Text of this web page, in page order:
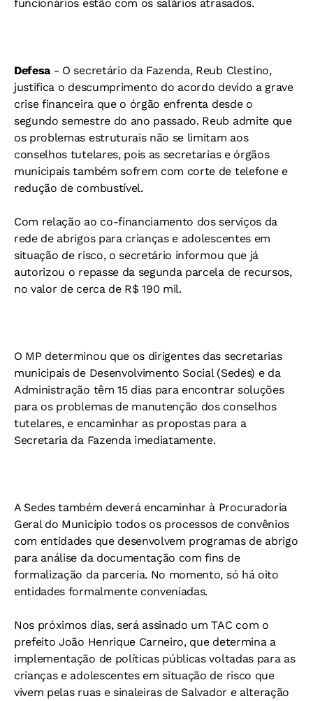
funcionários estão com os salários atrasados.
Defesa - O secretário da Fazenda, Reub Clestino,
justifica o descumprimento do acordo devido a grave
crise financeira que o órgão enfrenta desde o
segundo semestre do ano passado. Reub admite que
os problemas estruturais não se limitam aos
conselhos tutelares, pois as secretarias e órgãos
municipais também sofrem com corte de telefone e
redução de combustível.
Com relação ao co-financiamento dos serviços da
rede de abrigos para crianças e adolescentes em
situação de risco, o secretário informou que já
autorizou o repasse da segunda parcela de recursos,
no valor de cerca de R$ 190 mil.
O MP determinou que os dirigentes das secretarias
municipais de Desenvolvimento Social (Sedes) e da
Administração têm 15 dias para encontrar soluções
para os problemas de manutenção dos conselhos
tutelares, e encaminhar as propostas para a
Secretaria da Fazenda imediatamente.
A Sedes também deverá encaminhar à Procuradoria
Geral do Município todos os processos de convênios
com entidades que desenvolvem programas de abrigo
para análise da documentação com fins de
formalização da parceria. No momento, só há oito
entidades formalmente conveniadas.
Nos próximos dias, será assinado um TAC com o
prefeito João Henrique Carneiro, que determina a
implementação de políticas públicas voltadas para as
crianças e adolescentes em situação de risco que
vivem pelas ruas e sinaleiras de Salvador e alteração